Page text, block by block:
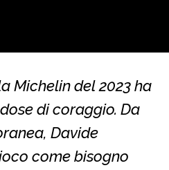
Michelin del 2023 ha
di coraggio. Da
Davide
come bisogno